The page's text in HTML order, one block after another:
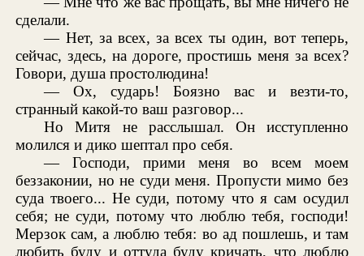
сделали.
— Нет, за всех, за всех ты один, вот теперь,
сейчас, здесь, на дороге, простишь меня за всех?
Говори, душа простолюдина!
— Ох, сударь! Боязно вас и везти-то,
странный какой-то ваш разговор...
Но Митя не расслышал. Он исступленно
молился и дико шептал про себя.
— Господи, прими меня во всем моем
беззаконии, но не суди меня. Пропусти мимо без
суда твоего... Не суди, потому что я сам осудил
себя; не суди, потому что люблю тебя, господи!
Мерзок сам, а люблю тебя: во ад пошлешь, и там
любить буду и оттуда буду кричать, что люблю